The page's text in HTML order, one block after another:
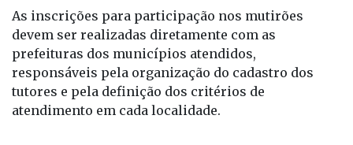
As inscrições para participação nos mutirões
devem ser realizadas diretamente com as
prefeituras dos municípios atendidos,
responsáveis pela organização do cadastro dos
tutores e pela definição dos critérios de
atendimento em cada localidade.